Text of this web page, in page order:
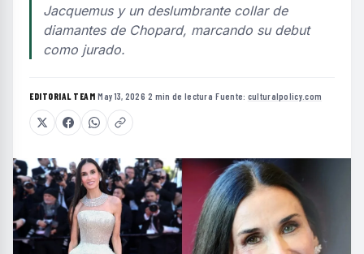
Jacquemus y un deslumbrante collar de
diamantes de Chopard, marcando su debut
como jurado.
EDITORIAL TEAM·May 13, 2026·2 min de lectura·Fuente: culturalpolicy.com